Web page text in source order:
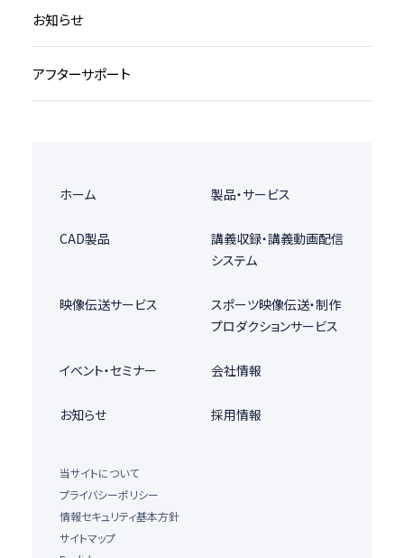
お知らせ
アフターサポート
ホーム 製品・サービス
CAD製品
講義収録・講義動画配信
システム
映像伝送サービス
スポーツ映像伝送・制作
プロダクションサービス
イベント・セミナー 会社情報
お知らせ 採用情報
当サイトについて
プライバシーポリシー
情報セキュリティ基本方針
サイトマップ